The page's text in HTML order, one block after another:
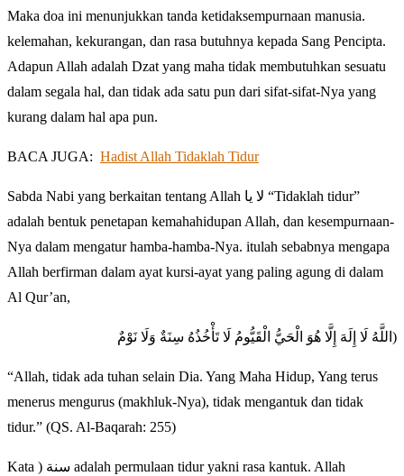
Maka doa ini menunjukkan tanda ketidaksempurnaan manusia.
kelemahan, kekurangan, dan rasa butuhnya kepada Sang Pencipta.
Adapun Allah adalah Dzat yang maha tidak membutuhkan sesuatu
dalam segala hal, dan tidak ada satu pun dari sifat-sifat-Nya yang
kurang dalam hal apa pun.
BACA JUGA: Hadist Allah Tidaklah Tidur
Sabda Nabi yang berkaitan tentang Allah لا يا “Tidaklah tidur”
adalah bentuk penetapan kemahahidupan Allah, dan kesempurnaan-
Nya dalam mengatur hamba-hamba-Nya. itulah sebabnya mengapa
Allah berfirman dalam ayat kursi-ayat yang paling agung di dalam
Al Qur’an,
اللَّهُ لَا إِلَهَ إِلَّا هُوَ الْحَيُّ الْقَيُّومُ لَا تَأْخُذُهُ سِنَةٌ وَلَا نَوْمٌ)
“Allah, tidak ada tuhan selain Dia. Yang Maha Hidup, Yang terus
menerus mengurus (makhluk-Nya), tidak mengantuk dan tidak
tidur.” (QS. Al-Baqarah: 255)
Kata ) سنة adalah permulaan tidur yakni rasa kantuk. Allah